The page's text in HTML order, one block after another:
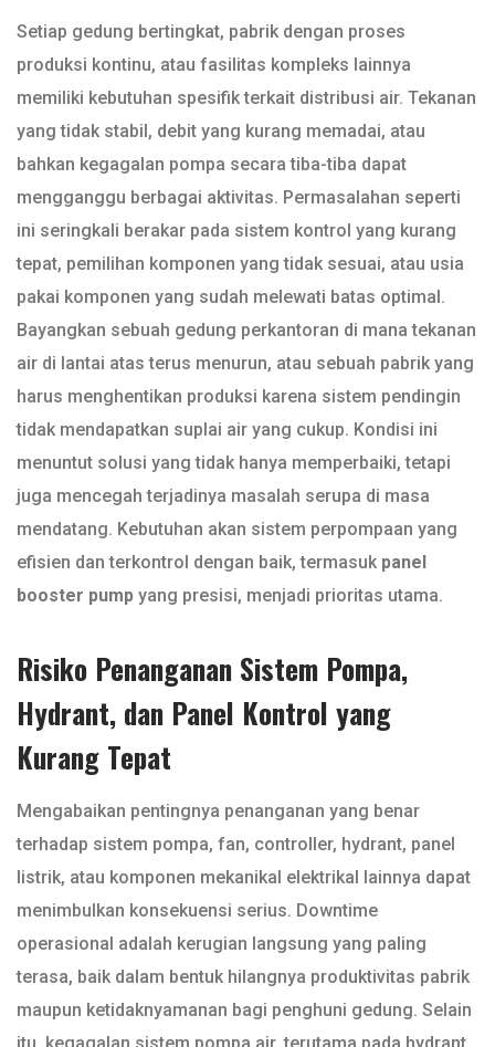
Setiap gedung bertingkat, pabrik dengan proses
produksi kontinu, atau fasilitas kompleks lainnya
memiliki kebutuhan spesifik terkait distribusi air. Tekanan
yang tidak stabil, debit yang kurang memadai, atau
bahkan kegagalan pompa secara tiba-tiba dapat
mengganggu berbagai aktivitas. Permasalahan seperti
ini seringkali berakar pada sistem kontrol yang kurang
tepat, pemilihan komponen yang tidak sesuai, atau usia
pakai komponen yang sudah melewati batas optimal.
Bayangkan sebuah gedung perkantoran di mana tekanan
air di lantai atas terus menurun, atau sebuah pabrik yang
harus menghentikan produksi karena sistem pendingin
tidak mendapatkan suplai air yang cukup. Kondisi ini
menuntut solusi yang tidak hanya memperbaiki, tetapi
juga mencegah terjadinya masalah serupa di masa
mendatang. Kebutuhan akan sistem perpompaan yang
efisien dan terkontrol dengan baik, termasuk panel
booster pump yang presisi, menjadi prioritas utama.
Risiko Penanganan Sistem Pompa,
Hydrant, dan Panel Kontrol yang
Kurang Tepat
Mengabaikan pentingnya penanganan yang benar
terhadap sistem pompa, fan, controller, hydrant, panel
listrik, atau komponen mekanikal elektrikal lainnya dapat
menimbulkan konsekuensi serius. Downtime
operasional adalah kerugian langsung yang paling
terasa, baik dalam bentuk hilangnya produktivitas pabrik
maupun ketidaknyamanan bagi penghuni gedung. Selain